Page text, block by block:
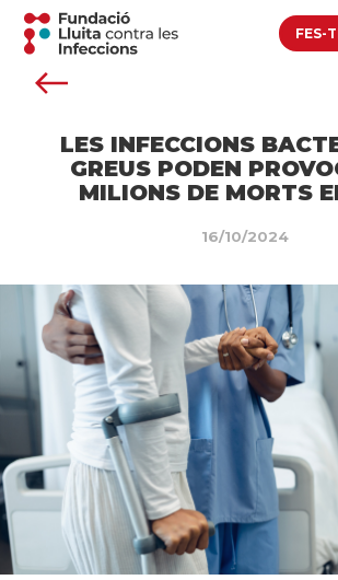
FES-
LES INFECCIONS
GREUS PODEN
MILIONS DE MORTS
16/10/2024